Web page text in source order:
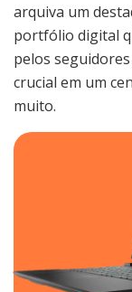
arquiva um
portfólio digital
pelos
crucial em um
muito.